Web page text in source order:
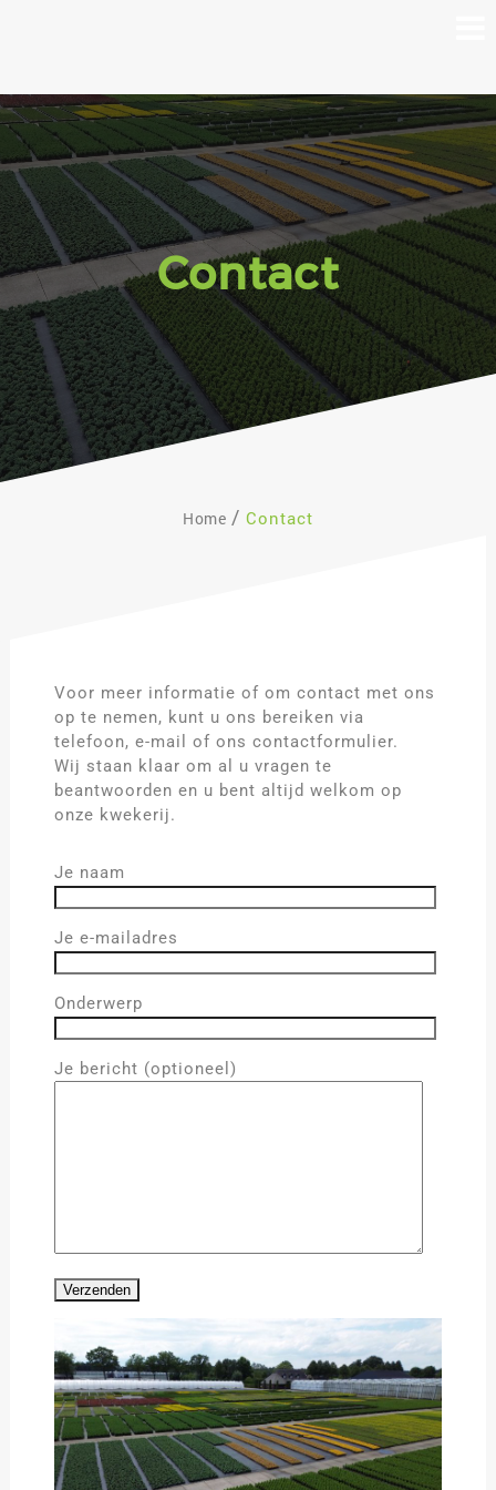
Contact
Home Contact
Voor meer informatie of om contact met ons
op te nemen, kunt u ons bereiken via
telefoon, e-mail of ons contactformulier.
Wij staan klaar om al u vragen te
beantwoorden en u bent altijd welkom op
onze kwekerij.
Je naam
Je e-mailadres
Onderwerp
Je bericht (optioneel)